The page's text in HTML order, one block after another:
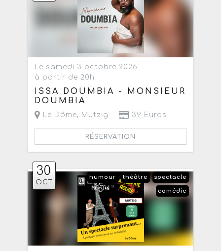
Le samedi 3 octobre 2026
à partir de 20h
ISSA DOUMBIA - MONSIEUR
DOUMBIA
Le Dôme, Mutzig 39 Euros
RÉSERVATION
30
OCT
spectacle
théâtre
humour
comédie